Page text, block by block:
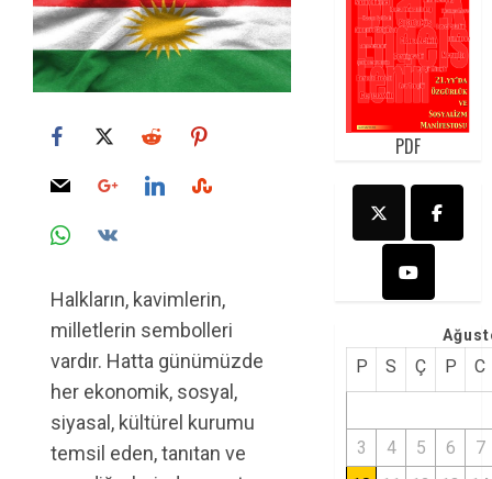
Halkların, kavimlerin,
milletlerin sembolleri
vardır. Hatta günümüzde
her ekonomik, sosyal,
siyasal, kültürel kurumu
temsil eden, tanıtan ve
PDF
P S Ç P C
3 4 5 6
7